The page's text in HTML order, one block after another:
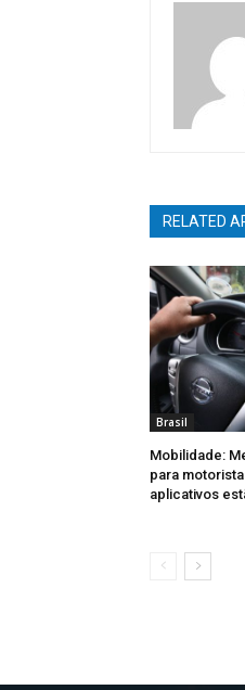
RELATED
Brasil
Mobilidade:
para
aplicativos